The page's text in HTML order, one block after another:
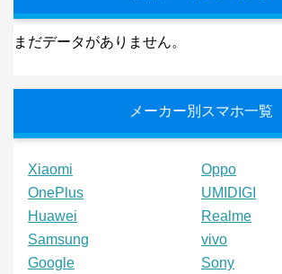
まだデータがありません。
メーカー別スマホ一覧
Xiaomi
Oppo
OnePlus
UMIDIGI
Huawei
Realme
Samsung
vivo
Google
Sony